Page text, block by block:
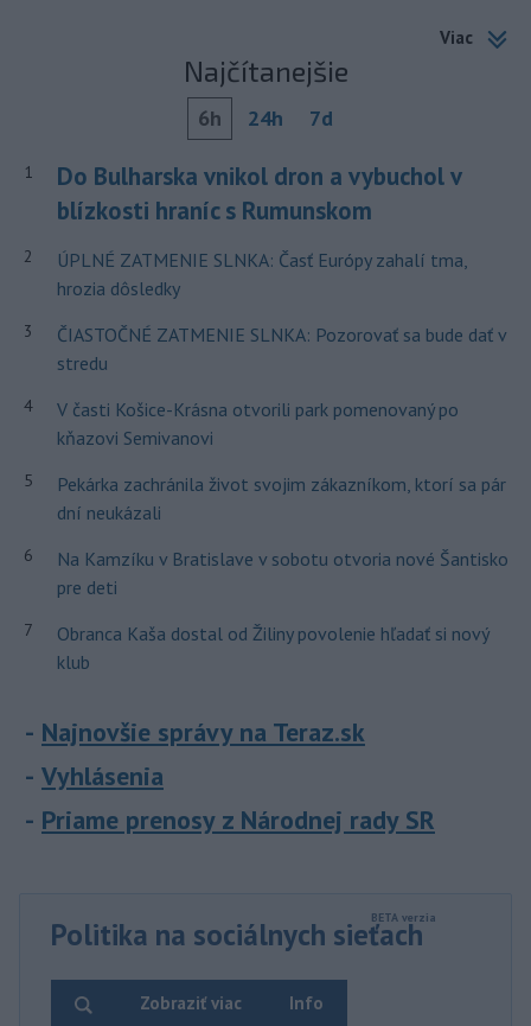
Viac
Najčítanejšie
6h 24h 7d
1
Do Bulharska vnikol dron a vybuchol v
blízkosti hraníc s Rumunskom
2
ÚPLNÉ ZATMENIE SLNKA: Časť Európy zahalí tma,
hrozia dôsledky
3
ČIASTOČNÉ ZATMENIE SLNKA: Pozorovať sa bude dať v
stredu
4
V časti Košice-Krásna otvorili park pomenovaný po
kňazovi Semivanovi
5
Pekárka zachránila život svojim zákazníkom, ktorí sa pár
dní neukázali
6
Na Kamzíku v Bratislave v sobotu otvoria nové Šantisko
pre deti
7
Obranca Kaša dostal od Žiliny povolenie hľadať si nový
klub
Najnovšie správy na Teraz.sk
Vyhlásenia
Priame prenosy z Národnej rady SR
Politika na sociálnych sieťach
Info
Zobraziť viac